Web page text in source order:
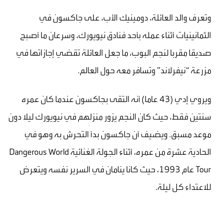
وتعرف والد العائلة، دومينيك الأب، على جاكسون في
الثمانينيات أثناء عمله بأحد فنادق نيويورك، وسرعان ما أصبح
صديقا مقربا لنجم البوب، ما جعل العائلة تقضي إجازاتها في
مزرعة “نيفرلاند” وتسافر معه حول العالم.
ويروي إدي (43 عاما) أنه التقى بجاكسون عندما كان عمره
سنتين فقط، حيث كان النجم يزور منزلهم في نيويورك ليلا دون
موعد مسبق. ويضيف أن جاكسون بدأ التحرش به وهو في
الحادية عشرة من عمره، أثناء الجولة الغنائية Dangerous World
Tour عام 1993، حيث كانا ينامان في السرير نفسه ويتعرض
للاعتداء كل ليلة.